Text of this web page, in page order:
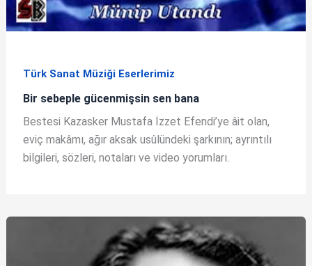
Türk Sanat Müziği Eserlerimiz
Bir sebeple gücenmişsin sen bana
Bestesi Kazasker Mustafa İzzet Efendi’ye âit olan,
eviç makâmı, ağır aksak usûlündeki şarkının; ayrıntılı
bilgileri, sözleri, notaları ve video yorumları.